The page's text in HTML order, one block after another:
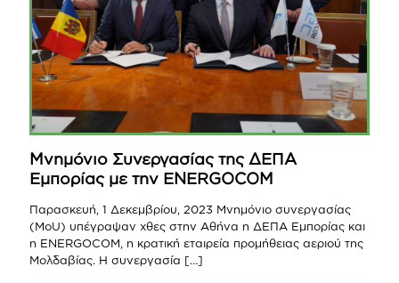
Mνημόνιο Συνεργασίας της ΔΕΠΑ
Εμπορίας με την ENERGOCOM
Παρασκευή, 1 Δεκεμβρίου, 2023 Μνημόνιο συνεργασίας
(MoU) υπέγραψαν χθες στην Αθήνα η ΔΕΠΑ Εμπορίας και
η ENERGOCOM, η κρατική εταιρεία προμήθειας αεριού της
Μολδαβίας. Η συνεργασία […]